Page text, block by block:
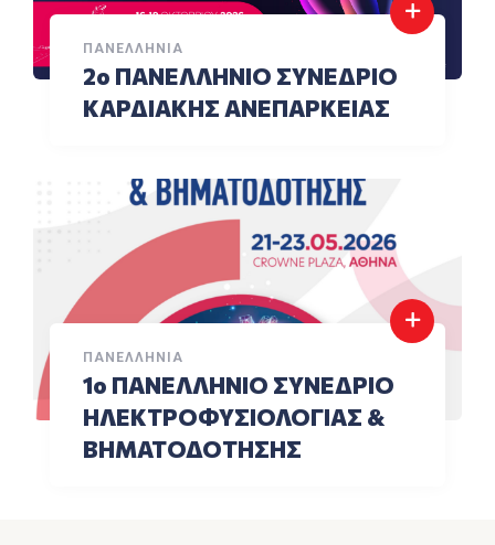
ΠΑΝΕΛΛΉΝΙΑ
2ο ΠΑΝΕΛΛΗΝΙΟ ΣΥΝΕΔΡΙΟ
ΚΑΡΔΙΑΚΗΣ ΑΝΕΠΑΡΚΕΙΑΣ
ΠΑΝΕΛΛΉΝΙΑ
1ο ΠΑΝΕΛΛΗΝΙΟ ΣΥΝΕΔΡΙΟ
ΗΛΕΚΤΡΟΦΥΣΙΟΛΟΓΙΑΣ &
ΒΗΜΑΤΟΔΟΤΗΣΗΣ